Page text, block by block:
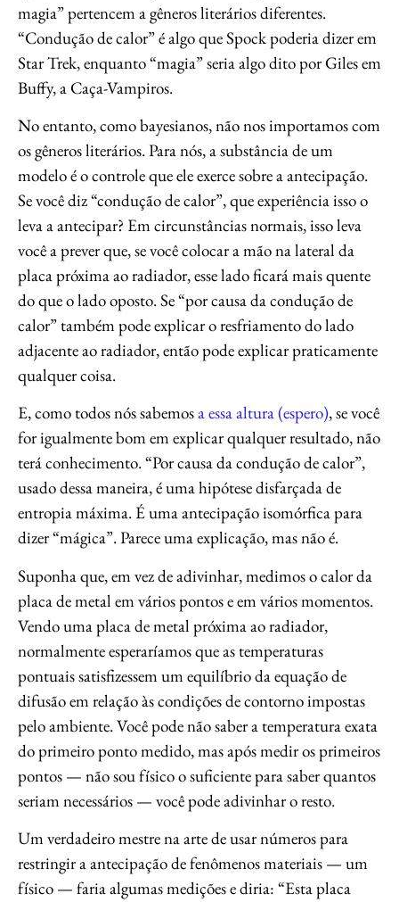
magia” pertencem a gêneros literários diferentes.
“Condução de calor” é algo que Spock poderia dizer em
Star Trek, enquanto “magia” seria algo dito por Giles em
Buffy, a Caça-Vampiros.
No entanto, como bayesianos, não nos importamos com
os gêneros literários. Para nós, a substância de um
modelo é o controle que ele exerce sobre a antecipação.
Se você diz “condução de calor”, que experiência isso o
leva a antecipar? Em circunstâncias normais, isso leva
você a prever que, se você colocar a mão na lateral da
placa próxima ao radiador, esse lado ficará mais quente
do que o lado oposto. Se “por causa da condução de
calor” também pode explicar o resfriamento do lado
adjacente ao radiador, então pode explicar praticamente
qualquer coisa.
E, como todos nós sabemosa essa altura (espero), se você
for igualmente bom em explicar qualquer resultado, não
terá conhecimento. “Por causa da condução de calor”,
usado dessa maneira, é uma hipótese disfarçada de
entropia máxima. É uma antecipação isomórfica para
dizer “mágica”. Parece uma explicação, mas não é.
Suponha que, em vez de adivinhar, medimos o calor da
placa de metal em vários pontos e em vários momentos.
Vendo uma placa de metal próxima ao radiador,
normalmente esperaríamos que as temperaturas
pontuais satisfizessem um equilíbrio da equação de
difusão em relação às condições de contorno impostas
pelo ambiente. Você pode não saber a temperatura exata
do primeiro ponto medido, mas após medir os primeiros
pontos — não sou físico o suficiente para saber quantos
seriam necessários — você pode adivinhar o resto.
Um verdadeiro mestre na arte de usar números para
restringir a antecipação de fenômenos materiais — um
físico — faria algumas medições e diria: “Esta placa